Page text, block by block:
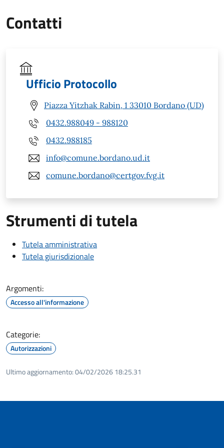
Contatti
Ufficio Protocollo
Piazza Yitzhak Rabin, 1 33010 Bordano (UD)
0432.988049 - 988120
0432.988185
info@comune.bordano.ud.it
comune.bordano@certgov.fvg.it
Strumenti di tutela
Tutela amministrativa
Tutela giurisdizionale
Argomenti:
Accesso all'informazione
Categorie:
Autorizzazioni
Ultimo aggiornamento:04/02/2026 18:25.31